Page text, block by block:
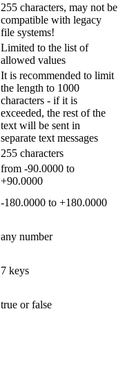
255 characters, may not be
compatible with legacy
file systems!
Limited to the list of
allowed values
It is recommended to limit
the length to 1000
characters - if it is
exceeded, the rest of the
text will be sent in
separate text messages
255 characters
from -90.0000 to
+90.0000
-180.0000 to +180.0000
any number
7 keys
true or false